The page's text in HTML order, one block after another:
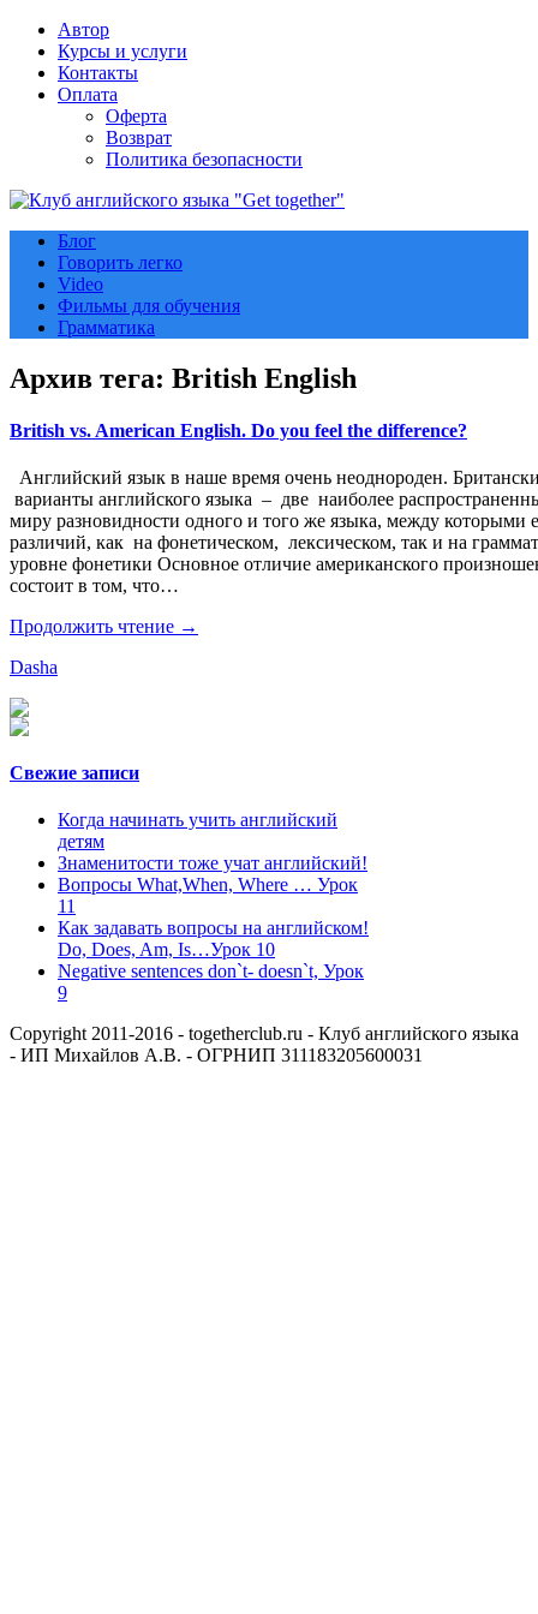
Автор
Курсы и услуги
Контакты
Оплата
Оферта
Возврат
Политика безопасности
Блог
Говорить легко
Video
Фильмы для обучения
Грамматика
Архив тега: British English
British vs. American English. Do you feel the difference?
Английский язык в наше время очень неоднороден.
варианты английского языка – две наиболее
миру разновидности одного и того же языка, между которыми
различий, как на фонетическом, лексическом, так и на
уровне фонетики Основное отличие американского
состоит в том, что…
Продолжить чтение →
Dasha
Свежие записи
Когда начинать учить английский
детям
Знаменитости тоже учат английский!
Вопросы What,When, Where … Урок
11
Как задавать вопросы на английском!
Do, Does, Am, Is…Урок 10
Negative sentences don`t- doesn`t, Урок
9
Copyright 2011-2016 - togetherclub.ru - Клуб английского языка
- ИП Михайлов А.В. - ОГРНИП 311183205600031